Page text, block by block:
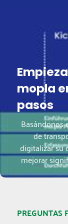
mopla
pasos
Basándonos
de
digitalizar su
mejorar
PREGUNTAS